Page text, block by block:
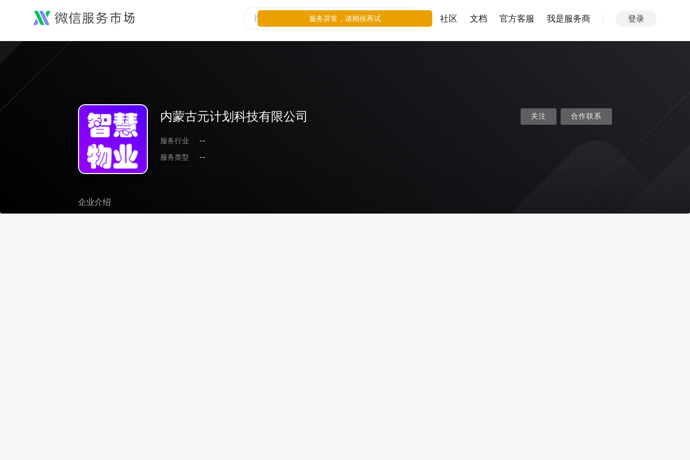
社区 文档 官方客服 我是服务商 登录
内蒙古元计划科技有限公司
服务行业
--
服务类型
--
关注 合作联系
企业介绍
服务异常，请稍候再试